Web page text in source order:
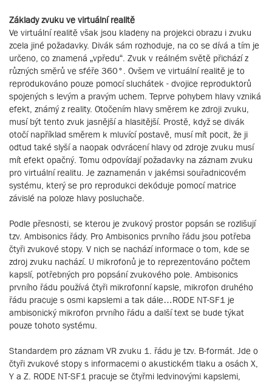
Základy zvuku ve virtuální realitě
Ve virtuální realitě však jsou kladeny na projekci obrazu i zvuku
zcela jiné požadavky. Divák sám rozhoduje, na co se dívá a tím je
určeno, co znamená „vpředu“. Zvuk v reálném světě přichází z
různých směrů ve sféře 360°. Ovšem ve virtuální realitě je to
reprodukováno pouze pomocí sluchátek - dvojice reproduktorů
spojených s levým a pravým uchem. Teprve pohybem hlavy vzniká
efekt, známý z reality. Otočením hlavy směrem ke zdroji zvuku,
musí být tento zvuk jasnější a hlasitější. Prostě, když se divák
otočí například směrem k mluvící postavě, musí mít pocit, že ji
odtud také slyší a naopak odvrácení hlavy od zdroje zvuku musí
mít efekt opačný. Tomu odpovídají požadavky na záznam zvuku
pro virtuální realitu. Je zaznamenán v jakémsi souřadnicovém
systému, který se pro reprodukci dekóduje pomocí matrice
závislé na poloze hlavy posluchače.
Podle přesnosti, se kterou je zvukový prostor popsán se rozlišují
tzv. Ambisonics řády. Pro Ambisonics prvního řádu jsou potřeba
čtyři zvukové stopy. V nich se nachází informace o tom, kde se
zdroj zvuku nachází. U mikrofonů je to reprezentováno počtem
kapslí, potřebných pro popsání zvukového pole. Ambisonics
prvního řádu používá čtyři mikrofonní kapsle, mikrofon druhého
řádu pracuje s osmi kapslemi a tak dále…RODE NT-SF1 je
ambisonický mikrofon prvního řádu a další text se bude týkat
pouze tohoto systému.
Standardem pro záznam VR zvuku 1. řádu je tzv. B-formát. Jde o
čtyři zvukové stopy s informacemi o akustickém tlaku a osách X,
Y a Z. RODE NT-SF1 pracuje se čtyřmi ledvinovými kapslemi,